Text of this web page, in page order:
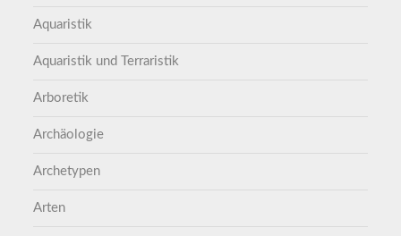
Aquaristik
Aquaristik und Terraristik
Arboretik
Archäologie
Archetypen
Arten